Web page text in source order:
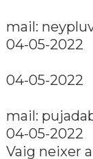
mail:
04-05-2022
04-05-2022
mail:
04-05-2022
Vaig neixer